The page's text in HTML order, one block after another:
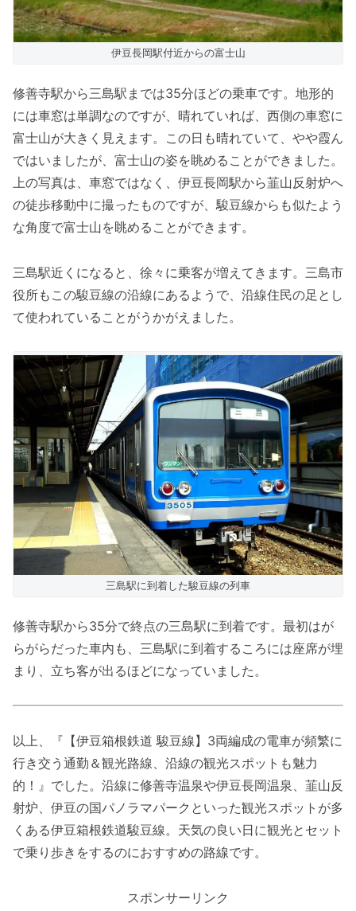
伊豆長岡駅付近からの富士山
修善寺駅から三島駅までは35分ほどの乗車です。地形的
には車窓は単調なのですが、晴れていれば、西側の車窓に
富士山が大きく見えます。この日も晴れていて、やや霞ん
ではいましたが、富士山の姿を眺めることができました。
上の写真は、車窓ではなく、伊豆長岡駅から韮山反射炉へ
の徒歩移動中に撮ったものですが、駿豆線からも似たよう
な角度で富士山を眺めることができます。
三島駅近くになると、徐々に乗客が増えてきます。三島市
役所もこの駿豆線の沿線にあるようで、沿線住民の足とし
て使われていることがうかがえました。
三島駅に到着した駿豆線の列車
修善寺駅から35分で終点の三島駅に到着です。最初はが
らがらだった車内も、三島駅に到着するころには座席が埋
まり、立ち客が出るほどになっていました。
以上、『【伊豆箱根鉄道 駿豆線】3両編成の電車が頻繁に
行き交う通勤＆観光路線、沿線の観光スポットも魅力
的！』でした。沿線に修善寺温泉や伊豆長岡温泉、韮山反
射炉、伊豆の国パノラマパークといった観光スポットが多
くある伊豆箱根鉄道駿豆線。天気の良い日に観光とセット
で乗り歩きをするのにおすすめの路線です。
スポンサーリンク